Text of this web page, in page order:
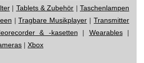
| Tablets & Zubehör | Taschenlampen
|Tragbare Musikplayer | Transmitter
& -kasetten | Wearables|
| Xbox